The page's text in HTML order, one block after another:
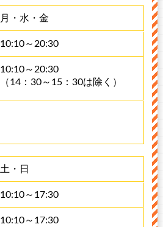
月・水・金
10:10～20:30
10:10～20:30
（14：30～15：30は除く）
土・日
10:10～17:30
10:10～17:30